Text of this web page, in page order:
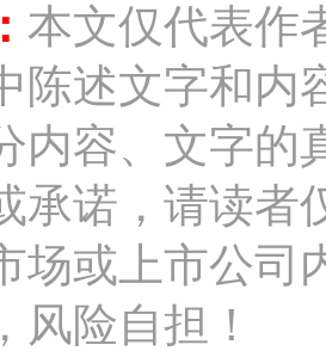
本文仅代表作
陈述文字和内
内容、文字的
承诺，请读者
场或上市公司
风险自担！